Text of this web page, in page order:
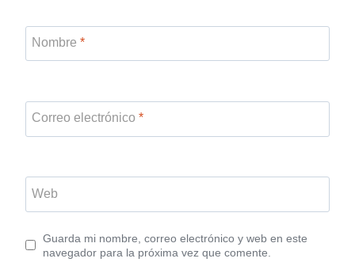
Nombre *
Correo electrónico *
Web
Guarda mi nombre, correo electrónico y web en este
navegador para la próxima vez que comente.